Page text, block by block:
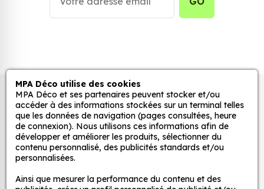
Grâce à notre sélection de stickers et autocollants,
adaptez la décoration d’une pièce, d’une voiture,
d’un meuble, d’une porte et de toute autre surface,
et ce, à moindre coût et sans effort.
Quels sont les avantages de nos stickers
décoration ?
Une grande variété de motifs et de couleurs :
nos Sticker Monster Energy M sont disponibles
Autocollants pour véhicules et stickers
décoratifs
MPA Déco
MPA Déco utilise des cookies
MPA Déco et ses partenaires peuvent stocker et/ou
accéder à des informations stockées sur un terminal telles
que les données de navigation (pages consultées, heure
de connexion). Nous utilisons ces informations afin de
développer et améliorer les produits, sélectionner du
contenu personnalisé, des publicités standards et/ou
personnalisées.
Ainsi que mesurer la performance du contenu et des